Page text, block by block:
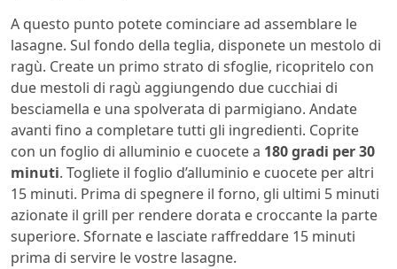
A questo punto potete cominciare ad assemblare le
lasagne. Sul fondo della teglia, disponete un mestolo di
ragù. Create un primo strato di sfoglie, ricopritelo con
due mestoli di ragù aggiungendo due cucchiai di
besciamella e una spolverata di parmigiano. Andate
avanti fino a completare tutti gli ingredienti. Coprite
con un foglio di alluminio e cuocete a 180 gradi per 30
minuti. Togliete il foglio d’alluminio e cuocete per altri
15 minuti. Prima di spegnere il forno, gli ultimi 5 minuti
azionate il grill per rendere dorata e croccante la parte
superiore. Sfornate e lasciate raffreddare 15 minuti
prima di servire le vostre lasagne.